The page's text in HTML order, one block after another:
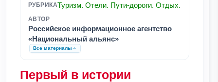
РУБРИКАТуризм. Отели. Пути-дороги. Отдых.
АВТОР
Российское информационное агентство
«Национальный альянс»
Все материалы
Первый в истории